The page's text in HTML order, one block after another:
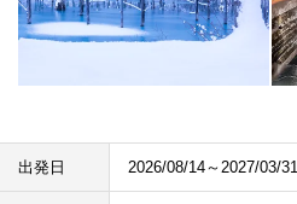
出発日 2026/08/14～2027/03/31